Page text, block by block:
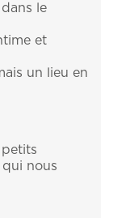
le
et
un lieu en
qui nous